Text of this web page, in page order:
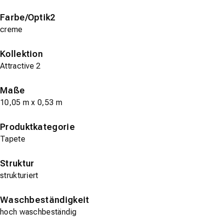
Farbe/Optik2
creme
Kollektion
Attractive 2
Maße
10,05 m x 0,53 m
Produktkategorie
Tapete
Struktur
strukturiert
Waschbeständigkeit
hoch waschbeständig